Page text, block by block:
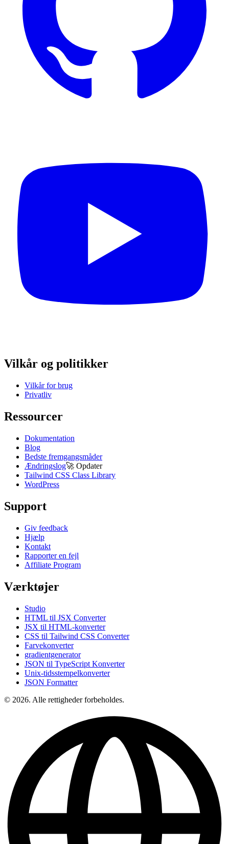
Vilkår og politikker
Vilkår for brug
Privatliv
Ressourcer
Dokumentation
Blog
Bedste fremgangsmåder
Ændringslog🚀 Opdater
Tailwind CSS Class Library
WordPress
Support
Giv feedback
Hjælp
Kontakt
Rapporter en fejl
Affiliate Program
Værktøjer
Studio
HTML til JSX Converter
JSX til HTML-konverter
CSS til Tailwind CSS Converter
Farvekonverter
gradientgenerator
JSON til TypeScript Konverter
Unix-tidsstempelkonverter
JSON Formatter
© 2026. Alle rettigheder forbeholdes.